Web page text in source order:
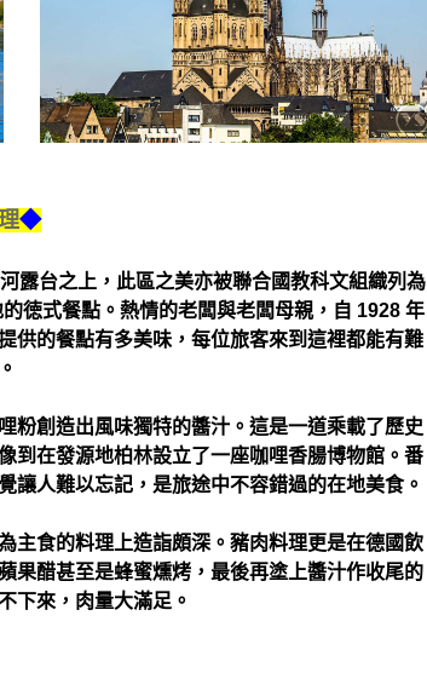
◆
露台之上，此區之美亦被聯合國教科文組織列為
徳式餐點。熱情的老闆與老闆母親，自 1928 年
供的餐點有多美味，每位旅客來到這裡都能有難
粉創造出風味獨特的醬汁。這是一道乘載了歷史
到在發源地柏林設立了一座咖哩香腸博物館。番
人難以忘記，是旅途中不容錯過的在地美食。
主食的料理上造詣頗深。豬肉料理更是在德國飲
果醋甚至是蜂蜜燻烤，最後再塗上醬汁作收尾的
下來，肉量大滿足。